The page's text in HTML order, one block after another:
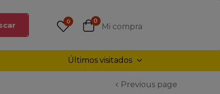
0 0
Mi compra
Últimos visitados
Previous page